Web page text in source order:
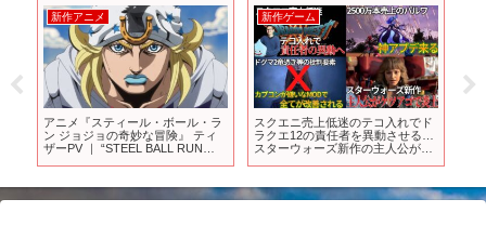
新作アニメ
アニメ『スティール・ボール・ラ
ン ジョジョの奇妙な冒険』 ティ
ザーPV ｜ “STEEL BALL RUN
新作ゲーム
スクエニ売上低迷のテコ入れでド
ラクエ12の責任者を異動させる…
スターウォーズ新作の主人公がポ
パルワが神アプデを実施してしま
う